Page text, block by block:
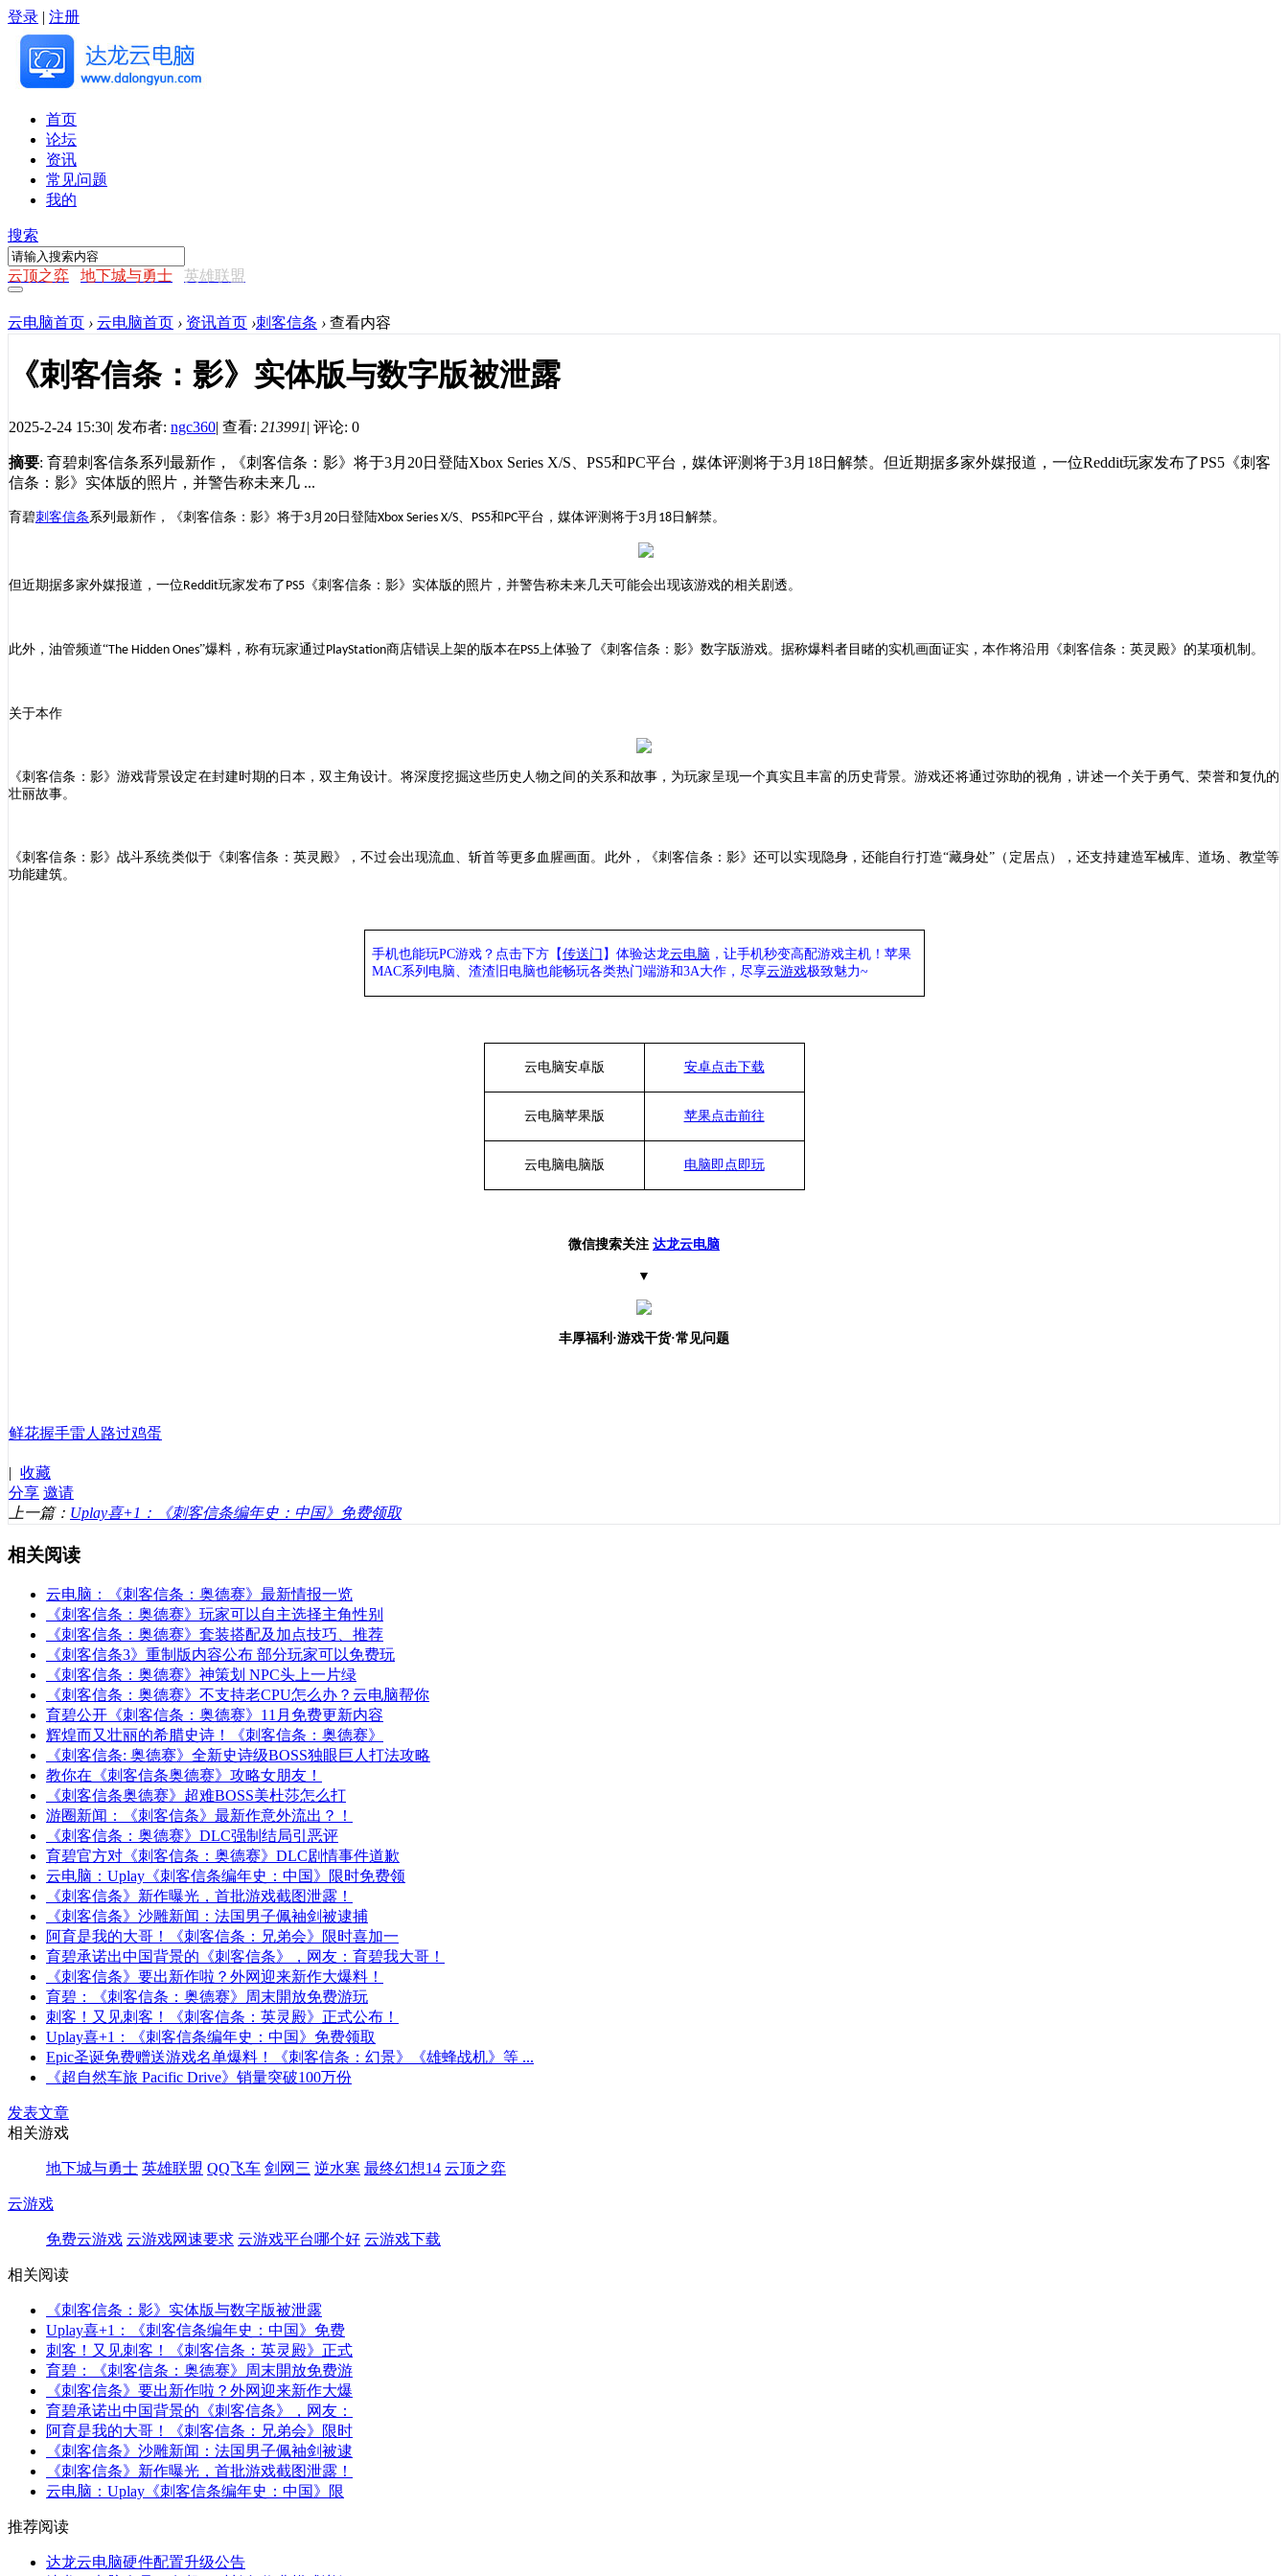
登录 | 注册
首页
论坛
资讯
常见问题
我的
搜索
云顶之弈 地下城与勇士 英雄联盟
云电脑首页 › 云电脑首页 › 资讯首页 ›刺客信条 › 查看内容
《刺客信条：影》实体版与数字版被泄露
2025-2-24 15:30| 发布者: ngc360| 查看: 213991| 评论: 0
摘要: 育碧刺客信条系列最新作，《刺客信条：影》将于3月20日登陆Xbox Series X/S、PS5和PC平台，媒体评测将于3月18日解禁。但近期据多家外媒报道，一位Reddit玩家发布了PS5《刺客
信条：影》实体版的照片，并警告称未来几 ...
育碧刺客信条 系列最新作，《刺客信条：影》将于3 月 20 日登陆Xbox Series X/S PS5和 PC平台，媒体评测将于3 月 18 日解禁。
但近期据多家外媒报道，一位 Reddit玩家发布了 PS5 《刺客信条：影》实体版的照片，并警告称未来几天可能会出现该游戏的相关剧透。
此外，油管频道“The Hidden Ones”爆料，称有玩家通过 PlayStation商店错误上架的版本在PS5 上体验了《刺客信条：影》数字版游戏。据称爆料者目睹的实机画面证实，本作将沿用《刺客信条：英灵殿》的某项机制。
关于本作
《刺客信条：影》游戏背景设定在封建时期的日本，双主角设计。将深度挖掘这些历史人物之间的关系和故事，为玩家呈现一个真实且丰富的历史背景。游戏还将通过弥助的视角，讲述一个关于勇气、荣誉和复仇的
壮丽故事。
《刺客信条：影》战斗系统类似于《刺客信条：英灵殿》，不过会出现流血、斩首等更多血腥画面。此外，《刺客信条：影》还可以实现隐身，还能自行打造“藏身处”（定居点），还支持建造军械库、道场、教堂等
功能建筑。
手机也能玩PC游戏？点击下方【传送门 】 体验达龙云电脑 ，让手机秒变高配游戏主机！苹果
MAC系列电脑、 渣渣旧电脑也能畅玩各类热门端游和3A大作， 尽享云游戏极致魅力~
云电脑安卓版 安卓点击下载
云电脑苹果版 苹果点击前往
云电脑电脑版 电脑即点即玩
微信搜索关注 达龙云电脑
▼
丰厚福利 ·游戏干货·常见问题
鲜花握手雷人 路过鸡蛋
| 收藏
分享 邀请
上一篇： Uplay喜+1：《刺客信条编年史：中国》免费领取
相关阅读
云电脑：《刺客信条：奥德赛》最新情报一览
《刺客信条：奥德赛》玩家可以自主选择主角性别
《刺客信条：奥德赛》套装搭配及加点技巧、推荐
《刺客信条3》重制版内容公布 部分玩家可以免费玩
《刺客信条：奥德赛》神策划 NPC头上一片绿
《刺客信条：奥德赛》不支持老CPU怎么办？云电脑帮你
育碧公开《刺客信条：奥德赛》11月免费更新内容
辉煌而又壮丽的希腊史诗！《刺客信条：奥德赛》
《刺客信条: 奥德赛》全新史诗级BOSS独眼巨人打法攻略
教你在《刺客信条奥德赛》攻略女朋友！
《刺客信条奥德赛》超难BOSS美杜莎怎么打
游圈新闻：《刺客信条》最新作意外流出？！
《刺客信条：奥德赛》DLC强制结局引恶评
育碧官方对《刺客信条：奥德赛》DLC剧情事件道歉
云电脑：Uplay《刺客信条编年史：中国》限时免费领
《刺客信条》新作曝光，首批游戏截图泄露！
《刺客信条》沙雕新闻：法国男子佩袖剑被逮捕
阿育是我的大哥！《刺客信条：兄弟会》限时喜加一
育碧承诺出中国背景的《刺客信条》，网友：育碧我大哥！
《刺客信条》要出新作啦？外网迎来新作大爆料！
育碧：《刺客信条：奥德赛》周末開放免费游玩
刺客！又见刺客！《刺客信条：英灵殿》正式公布！
Uplay喜+1：《刺客信条编年史：中国》免费领取
Epic圣诞免费赠送游戏名单爆料！《刺客信条：幻景》《雄蜂战机》等 ...
《超自然车旅 Pacific Drive》销量突破100万份
发表文章
相关游戏
地下城与勇士 英雄联盟 QQ飞车 剑网三 逆水寒 最终幻想14 云顶之弈
云游戏
免费云游戏 云游戏网速要求 云游戏平台哪个好 云游戏下载
相关阅读
《刺客信条：影》实体版与数字版被泄露
Uplay喜+1：《刺客信条编年史：中国》免费
刺客！又见刺客！《刺客信条：英灵殿》正式
育碧：《刺客信条：奥德赛》周末開放免费游
《刺客信条》要出新作啦？外网迎来新作大爆
育碧承诺出中国背景的《刺客信条》，网友：
阿育是我的大哥！《刺客信条：兄弟会》限时
《刺客信条》沙雕新闻：法国男子佩袖剑被逮
《刺客信条》新作曝光，首批游戏截图泄露！
云电脑：Uplay《刺客信条编年史：中国》限
推荐阅读
达龙云电脑硬件配置升级公告